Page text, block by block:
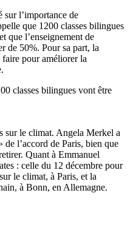
sur l’importance de
que 1200 classes bilingues
que l’enseignement de
de 50%. Pour sa part, la
faire pour améliorer la
classes bilingues vont être
sur le climat. Angela Merkel a
l’accord de Paris, bien que
Quant à Emmanuel
: celle du 12 décembre pour
le climat, à Paris, et la
à Bonn, en Allemagne.